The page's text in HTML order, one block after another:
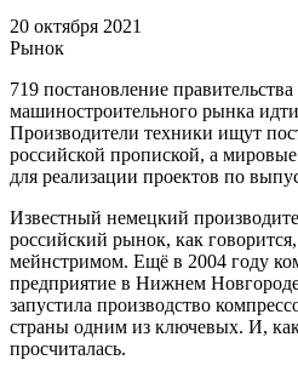
20 октября 2021
Рынок
719 постановление правительства
машиностроительного рынка
Производители техники ищут
российской пропиской, а
для реализации проектов по
Известный немецкий
российский рынок, как
мейнстримом. Ещё в 2004 году
предприятие в Нижнем
запустила производство
страны одним из ключевых. И,
просчиталась.